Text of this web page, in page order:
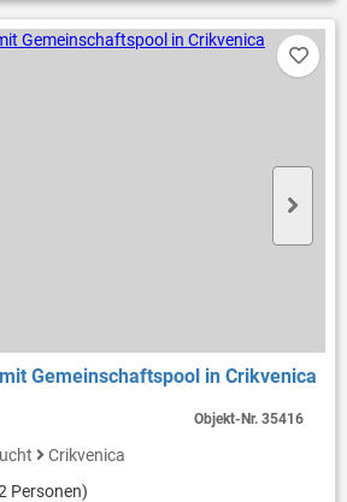
Gemeinschaftspool in Crikvenica
Crikvenica
Personen)
Objekt-Nr.35416